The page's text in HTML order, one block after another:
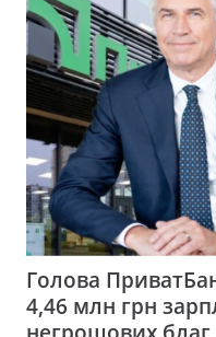
Голова
4,46 млн грн